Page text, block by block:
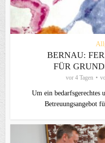
BERNAU:
FÜR
vor 4 Tagen
Um ein bedarfsgerechtes
Betreuungsangebot